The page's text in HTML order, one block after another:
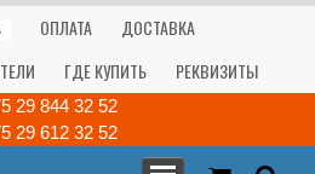
ОПЛАТА
ДОСТАВКА
ГДЕ КУПИТЬ РЕКВИЗИТЫ
29 844 32 52
29 612 32 52